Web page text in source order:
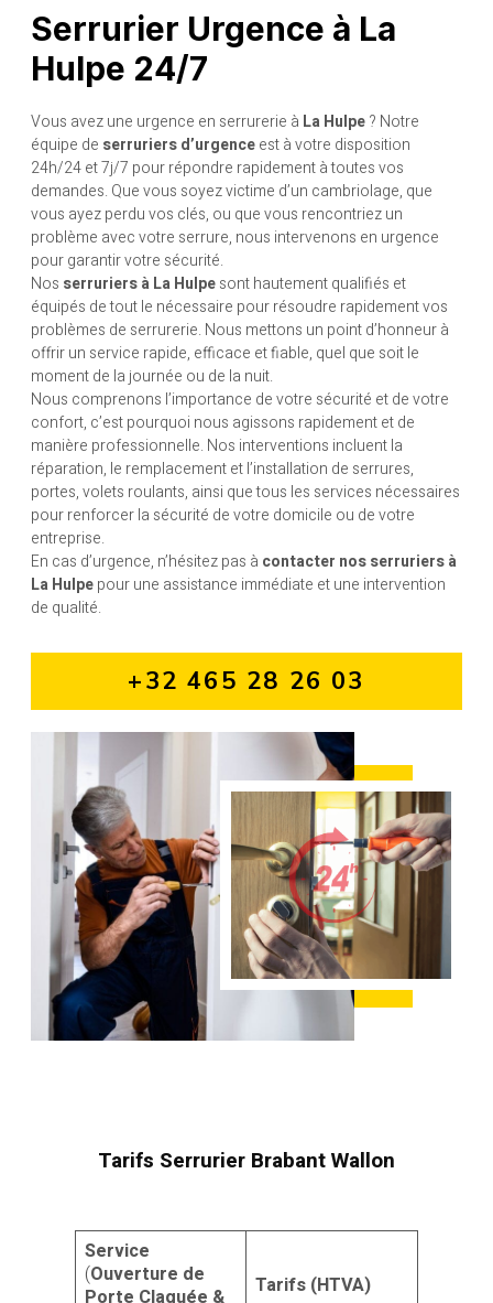
Serrurier Urgence à La
Hulpe 24/7
Vous avez une urgence en serrurerie à La Hulpe? Notre
équipe de serruriers d’urgenceest à votre disposition
24h/24 et 7j/7 pour répondre rapidement à toutes vos
demandes. Que vous soyez victime d’un cambriolage, que
vous ayez perdu vos clés, ou que vous rencontriez un
problème avec votre serrure, nous intervenons en urgence
pour garantir votre sécurité.
Nos serruriers à La Hulpesont hautement qualifiés et
équipés de tout le nécessaire pour résoudre rapidement vos
problèmes de serrurerie. Nous mettons un point d’honneur à
offrir un service rapide, efficace et fiable, quel que soit le
moment de la journée ou de la nuit.
Nous comprenons l’importance de votre sécurité et de votre
confort, c’est pourquoi nous agissons rapidement et de
manière professionnelle. Nos interventions incluent la
réparation, le remplacement et l’installation de serrures,
portes, volets roulants, ainsi que tous les services nécessaires
pour renforcer la sécurité de votre domicile ou de votre
entreprise.
En cas d’urgence, n’hésitez pas à contacter nos serruriers à
La Hulpepour une assistance immédiate et une intervention
de qualité.
+32 465 28 26 03
Tarifs Serrurier Brabant Wallon
Service
(Ouverture de
Porte Claquée &
Tarifs (HTVA)